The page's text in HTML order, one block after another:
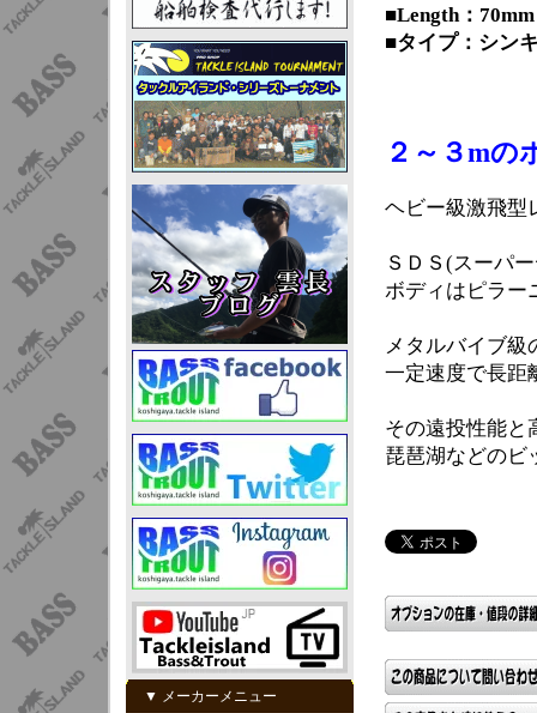
▼ メーカーメニュー
■Length：
■タイプ：シン
２～３mの
ヘビー級激飛型
ＳＤＳ(スーパ
ボディはピラー
メタルバイブ級
一定速度で長距
その遠投性能と
琵琶湖などのビ